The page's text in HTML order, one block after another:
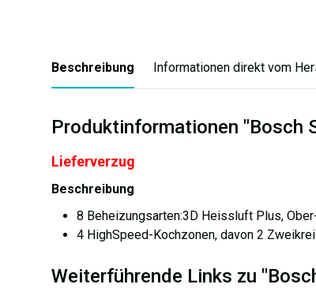
Beschreibung Informationen direkt vom
Produktinformationen "Bosch
Lieferverzug
Beschreibung
8 Beheizungsarten:3D Heissluft Plus,
4 HighSpeed-Kochzonen, davon 2
Weiterführende Links zu